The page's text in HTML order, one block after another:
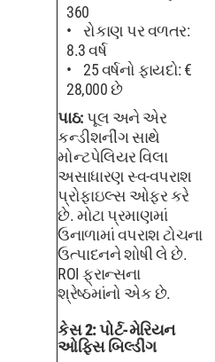
360
રોકાણ પર વળતર:
8.3 વર્ષ
25 વર્ષનો ફાયદો: €
28,000 છે
પાઠ:પૂલ અને એર
કન્ડીશનીંગ સાથે
મોન્ટપેલિયર વિલા
અસાધારણ સ્વ-વપરાશ
પ્રોફાઇલ્સ ઓફર કરે
છે. મોટા પ્રમાણમાં
ઉનાળામાં વપરાશ ટોચના
ઉત્પાદનને શોષી લે છે.
ROI ફ્રાન્સના
શ્રેષ્ઠમાંનો એક છે.
કેસ 2: પોર્ટ-મેરિયન
ઓફિસ બિલ્ડીંગ